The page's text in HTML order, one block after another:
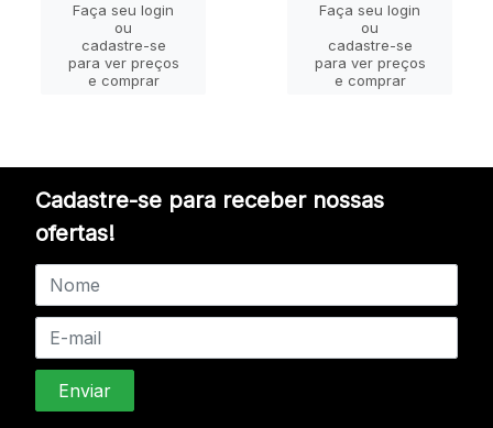
Faça seu login
ou
cadastre-se
para ver preços
e comprar
Faça seu login
ou
cadastre-se
para ver preços
e comprar
Cadastre-se para receber nossas
ofertas!